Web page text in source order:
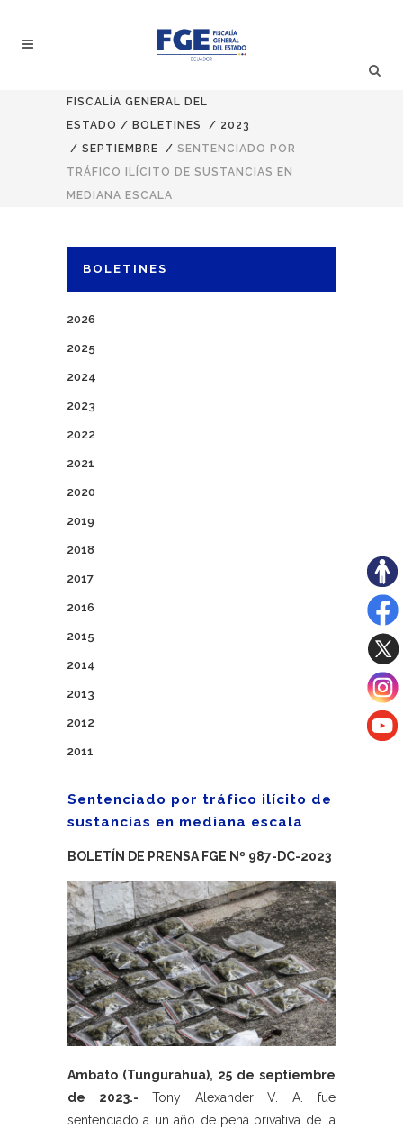
FISCALÍA GENERAL DEL
ESTADO / BOLETINES / 2023
/ SEPTIEMBRE / SENTENCIADO POR
TRÁFICO ILÍCITO DE SUSTANCIAS EN
MEDIANA ESCALA
BOLETINES
2026
2025
2024
2023
2022
2021
2020
2019
2018
2017
2016
2015
2014
2013
2012
2011
Sentenciado por tráfico ilícito de
sustancias en mediana escala
BOLETÍN DE PRENSA FGE Nº 987-DC-2023
Ambato (Tungurahua), 25 de septiembre
de 2023.- Tony Alexander V. A. fue
sentenciado a un año de pena privativa de la